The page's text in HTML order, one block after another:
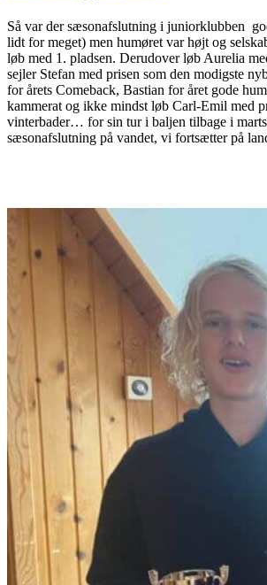
Så var der sæsonafslutning i juniorklubben
lidt for meget) men humøret var højt og
løb med 1. pladsen. Derudover løb Aurelia
sejler Stefan med prisen som den modigste
for årets Comeback, Bastian for året gode
kammerat og ikke mindst løb Carl-Emil med
vinterbader… for sin tur i baljen tilbage i
sæsonafslutning på vandet, vi fortsætter på